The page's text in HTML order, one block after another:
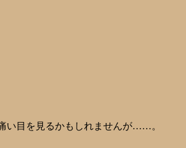
い目を見るかもしれませんが……。